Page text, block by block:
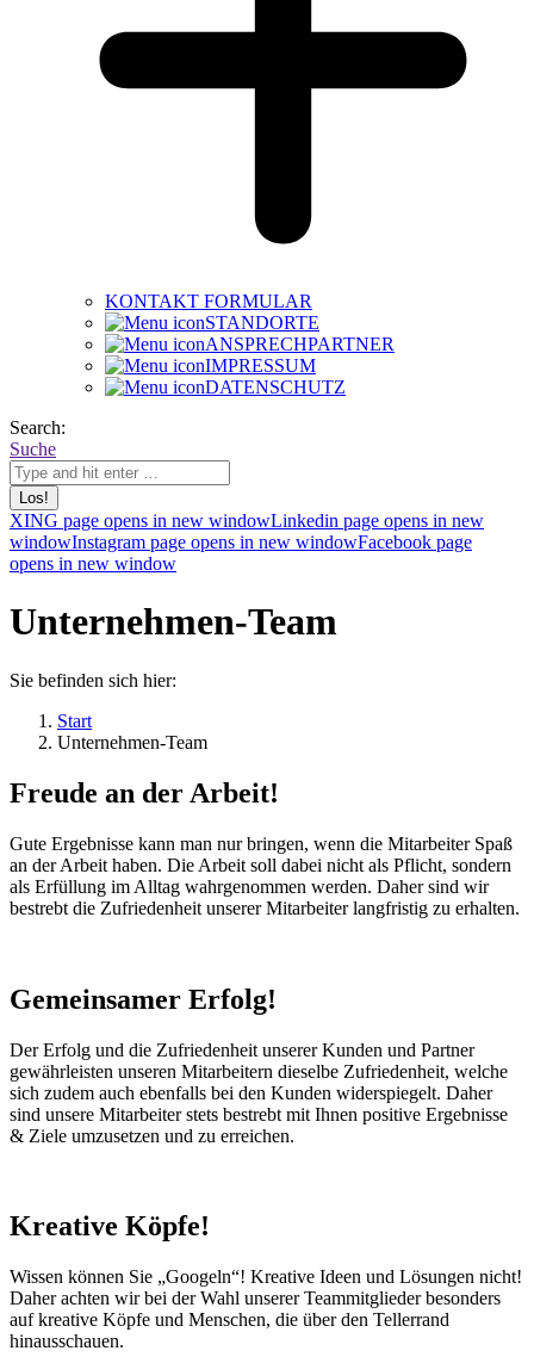
KONTAKT FORMULAR
STANDORTE
ANSPRECHPARTNER
IMPRESSUM
DATENSCHUTZ
Search:
Suche
XING page opens in new windowLinkedin page opens in new
windowInstagram page opens in new windowFacebook page
opens in new window
Unternehmen-Team
Sie befinden sich hier:
Start
Unternehmen-Team
Freude an der Arbeit!
Gute Ergebnisse kann man nur bringen, wenn die Mitarbeiter Spaß
an der Arbeit haben. Die Arbeit soll dabei nicht als Pflicht, sondern
als Erfüllung im Alltag wahrgenommen werden. Daher sind wir
bestrebt die Zufriedenheit unserer Mitarbeiter langfristig zu erhalten.
Gemeinsamer Erfolg!
Der Erfolg und die Zufriedenheit unserer Kunden und Partner
gewährleisten unseren Mitarbeitern dieselbe Zufriedenheit, welche
sich zudem auch ebenfalls bei den Kunden widerspiegelt. Daher
sind unsere Mitarbeiter stets bestrebt mit Ihnen positive Ergebnisse
& Ziele umzusetzen und zu erreichen.
Kreative Köpfe!
Wissen können Sie „Googeln“! Kreative Ideen und Lösungen nicht!
Daher achten wir bei der Wahl unserer Teammitglieder besonders
auf kreative Köpfe und Menschen, die über den Tellerrand
hinausschauen.